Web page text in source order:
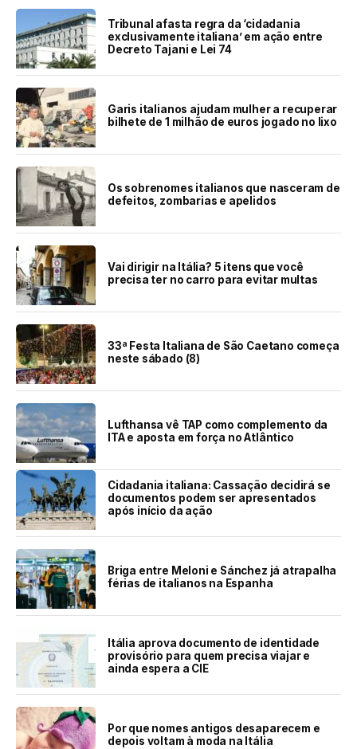
Tribunal afasta regra da ‘cidadania
exclusivamente italiana’ em ação entre
Decreto Tajani e Lei 74
Garis italianos ajudam mulher a recuperar
bilhete de 1 milhão de euros jogado no lixo
Os sobrenomes italianos que nasceram de
defeitos, zombarias e apelidos
Vai dirigir na Itália? 5 itens que você
precisa ter no carro para evitar multas
33ª Festa Italiana de São Caetano começa
neste sábado (8)
Lufthansa vê TAP como complemento da
ITA e aposta em força no Atlântico
Cidadania italiana: Cassação decidirá se
documentos podem ser apresentados
após início da ação
Briga entre Meloni e Sánchez já atrapalha
férias de italianos na Espanha
Itália aprova documento de identidade
provisório para quem precisa viajar e
ainda espera a CIE
Por que nomes antigos desaparecem e
depois voltam à moda na Itália